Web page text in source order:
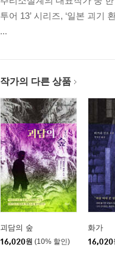
투어 13’ 시리즈, ‘일본 괴기
...
작가의 다른 상품
괴담의 숲
16,020원 (10% 할인)
화가
16,020